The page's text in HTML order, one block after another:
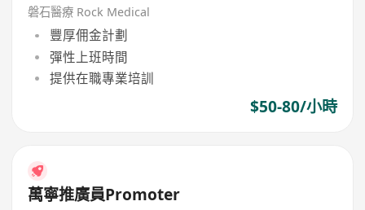
磐石醫療 Rock Medical
豐厚佣金計劃
彈性上班時間
提供在職專業培訓
$50-80/小時
萬寧推廣員Promoter